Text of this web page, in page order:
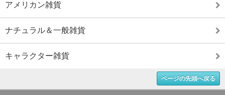
アメリカン雑貨
ナチュラル＆一般雑貨
キャラクター雑貨
ページの先頭へ戻る